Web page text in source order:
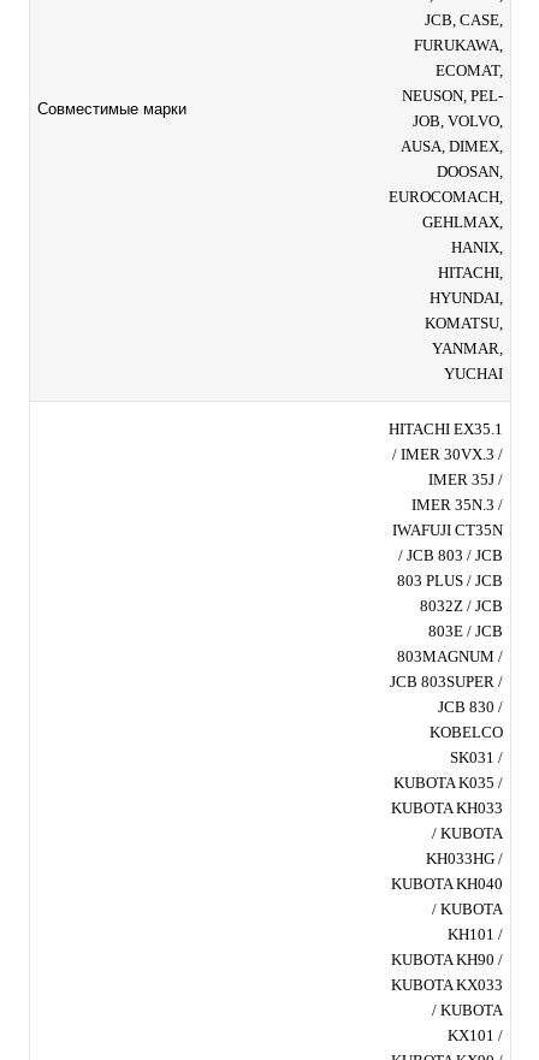
Совместимые марки
JCB, CASE,
FURUKAWA,
ECOMAT,
NEUSON, PEL-
JOB, VOLVO,
AUSA, DIMEX,
DOOSAN,
EUROCOMACH,
GEHLMAX,
HANIX,
HITACHI,
HYUNDAI,
KOMATSU,
YANMAR,
YUCHAI
HITACHI EX35.1
/ IMER 30VX.3 /
IMER 35J /
IMER 35N.3 /
IWAFUJI CT35N
/ JCB 803 / JCB
803 PLUS / JCB
8032Z / JCB
803E / JCB
803MAGNUM /
JCB 803SUPER /
JCB 830 /
KOBELCO
SK031 /
KUBOTA K035 /
KUBOTA KH033
/ KUBOTA
KH033HG /
KUBOTA KH040
/ KUBOTA
KH101 /
KUBOTA KH90 /
KUBOTA KX033
/ KUBOTA
KX101 /